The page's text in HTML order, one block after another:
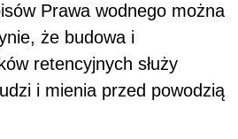
Prawa wodnego można
że budowa i
retencyjnych służy
i mienia przed powodzią